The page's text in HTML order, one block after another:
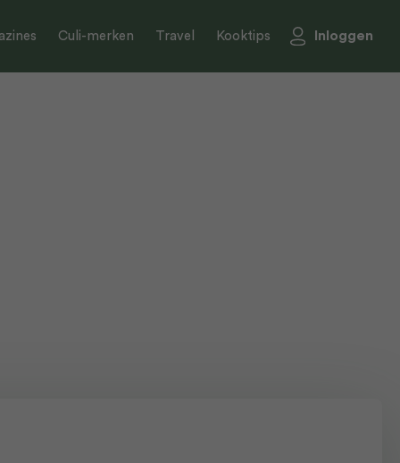
Culi-merken Travel Kooktips Inloggen